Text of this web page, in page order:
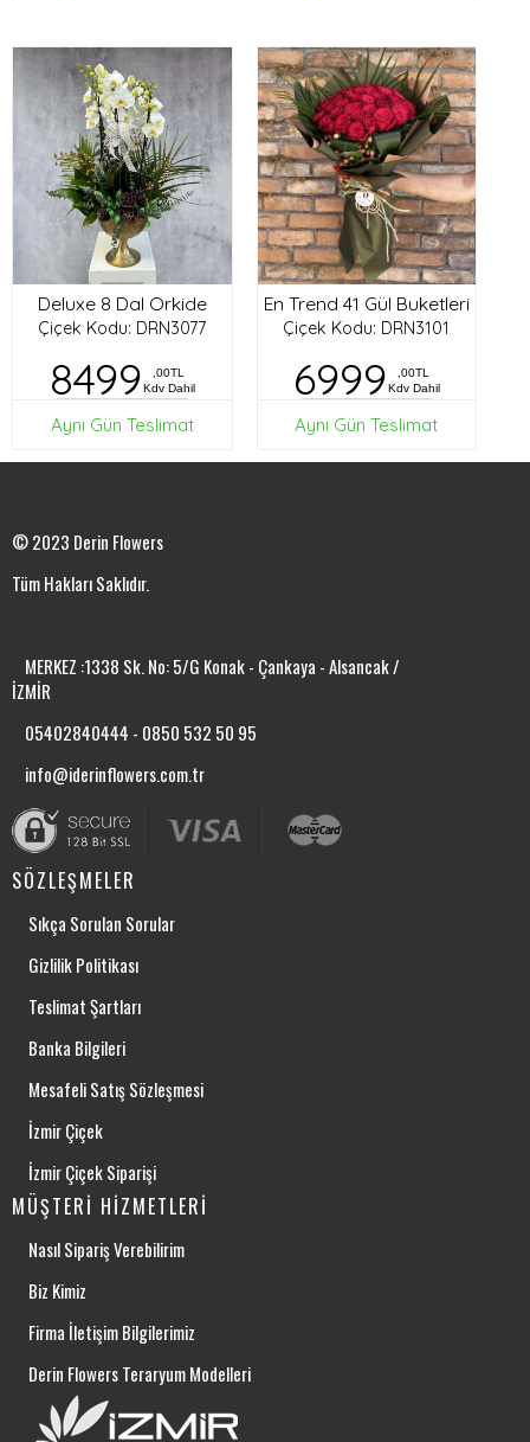
Deluxe 8 Dal Orkide
Çiçek Kodu: DRN3077
8499
,00TL
Kdv Dahil
Aynı Gün Teslimat
En Trend 41 Gül Buketleri
Çiçek Kodu: DRN3101
6999
,00TL
Kdv Dahil
Aynı Gün Teslimat
© 2023 Derin Flowers
Tüm Hakları Saklıdır.
MERKEZ :1338 Sk. No: 5/G Konak - Çankaya - Alsancak /
İZMİR
05402840444 - 0850 532 50 95
info@iderinflowers.com.tr
SÖZLEŞMELER
Sıkça Sorulan Sorular
Gizlilik Politikası
Teslimat Şartları
Banka Bilgileri
Mesafeli Satış Sözleşmesi
İzmir Çiçek
İzmir Çiçek Siparişi
MÜŞTERI HIZMETLERI
Nasıl Sipariş Verebilirim
Biz Kimiz
Firma İletişim Bilgilerimiz
Derin Flowers Teraryum Modelleri